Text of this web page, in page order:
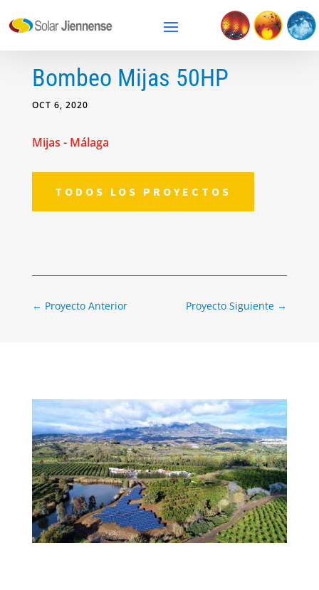
Bombeo Mijas 50HP
OCT 6, 2020
Mijas - Málaga
TODOS LOS PROYECTOS
← Proyecto Anterior Proyecto Siguiente →